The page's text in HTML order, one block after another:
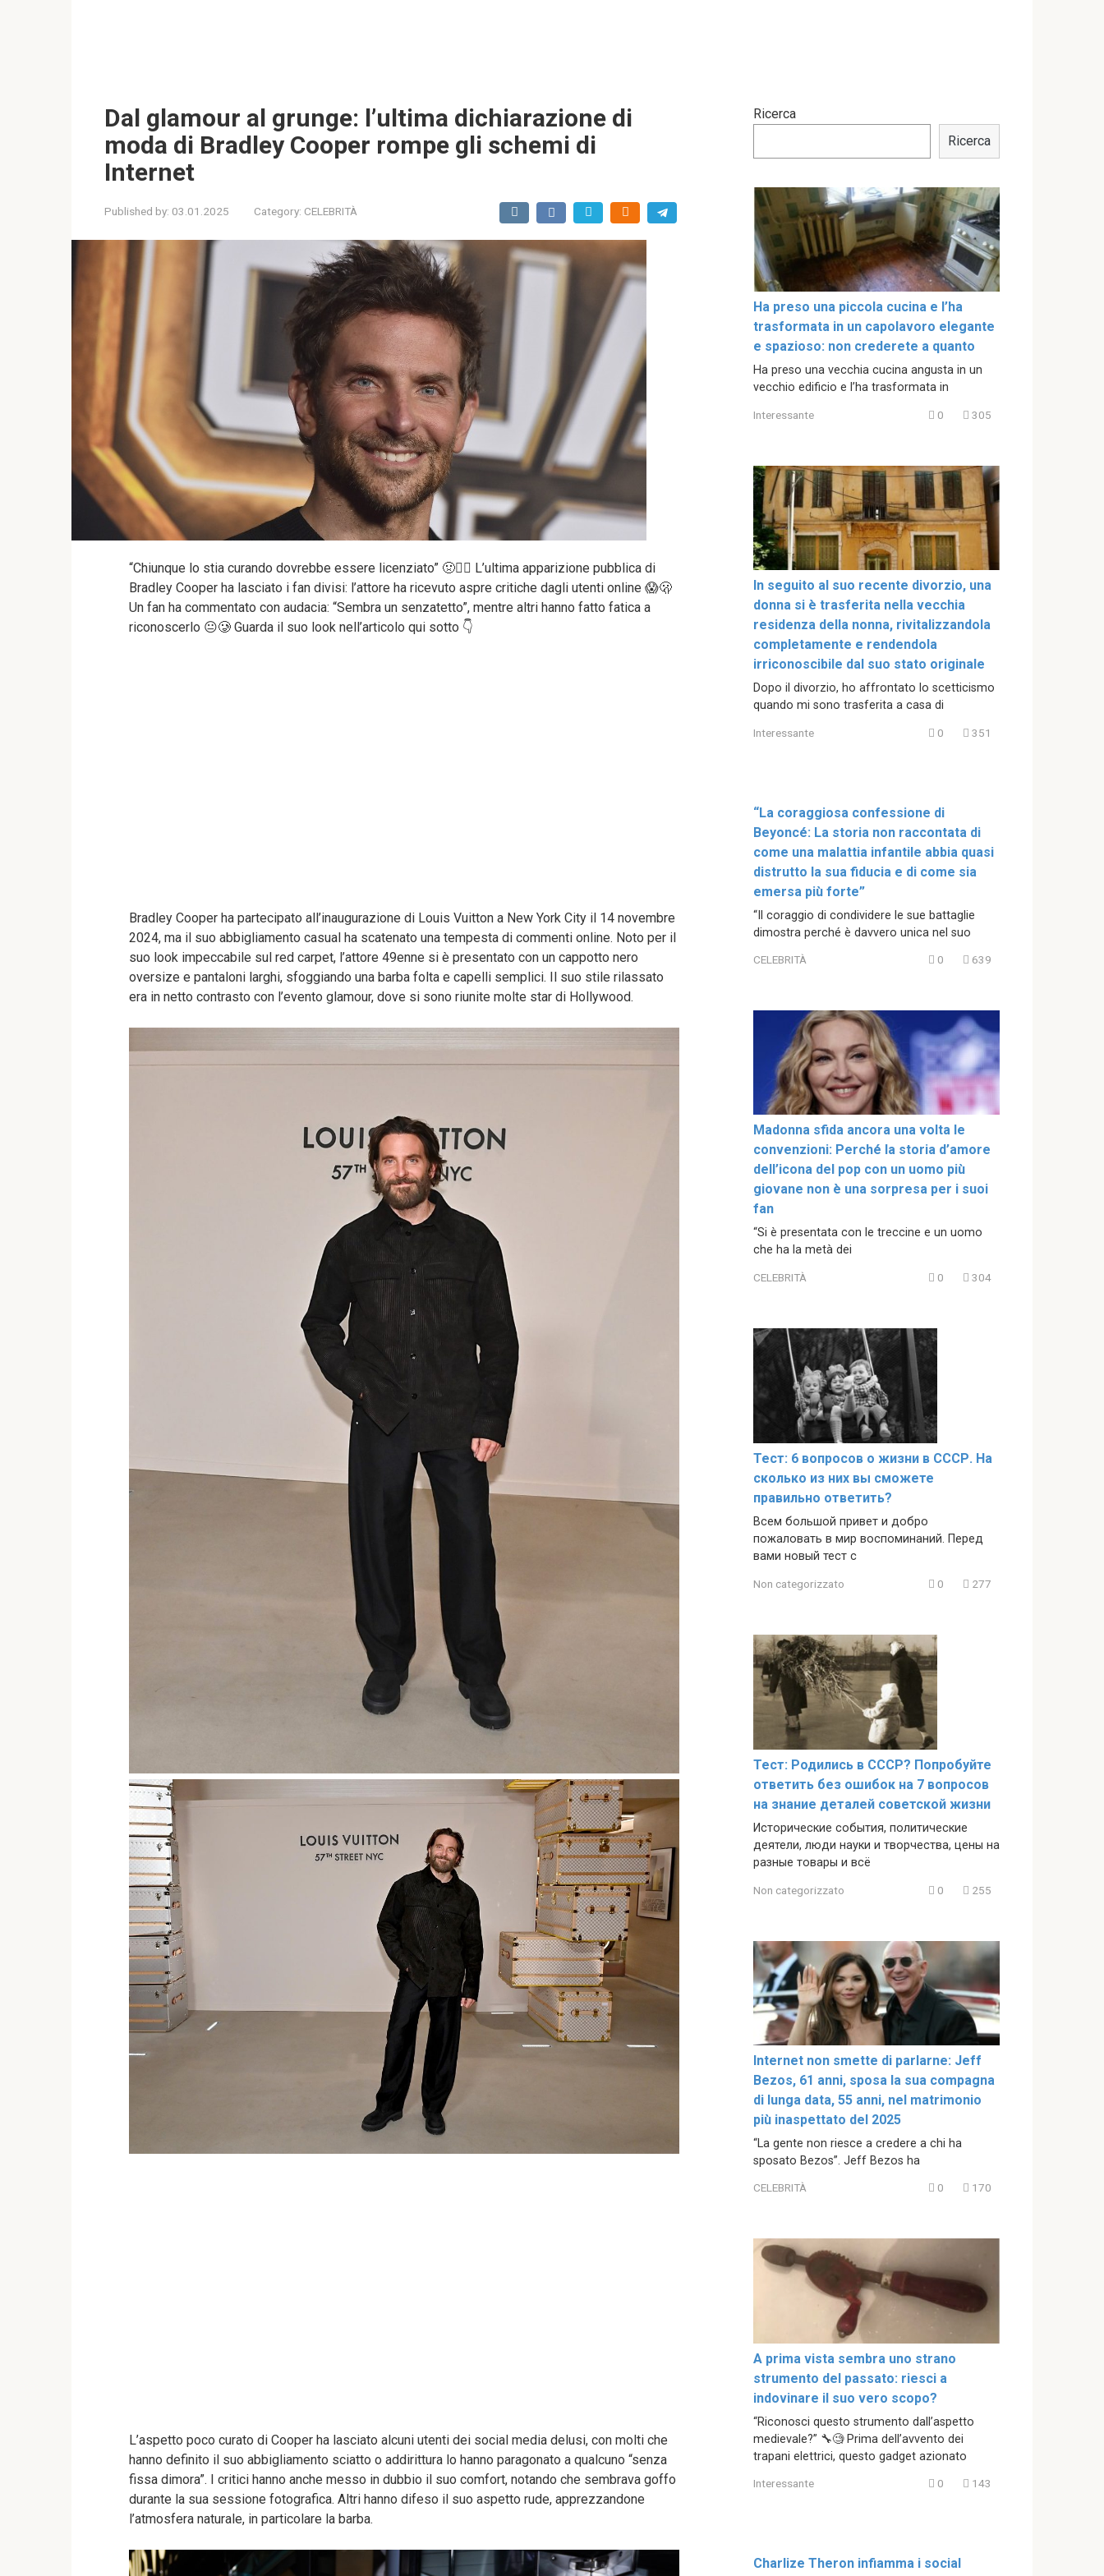
Dal glamour al grunge: l’ultima dichiarazione di
moda di Bradley Cooper rompe gli schemi di
Internet
Published by: 03.01.2025 Category: CELEBRITÀ
“Chiunque lo stia curando dovrebbe essere licenziato” 🤢🤦‍♀️ L’ultima apparizione pubblica di
Bradley Cooper ha lasciato i fan divisi: l’attore ha ricevuto aspre critiche dagli utenti online 😱🫢
Un fan ha commentato con audacia: “Sembra un senzatetto”, mentre altri hanno fatto fatica a
riconoscerlo 😐🥲 Guarda il suo look nell’articolo qui sotto 👇
Bradley Cooper ha partecipato all’inaugurazione di Louis Vuitton a New York City il 14 novembre
2024, ma il suo abbigliamento casual ha scatenato una tempesta di commenti online. Noto per il
suo look impeccabile sul red carpet, l’attore 49enne si è presentato con un cappotto nero
oversize e pantaloni larghi, sfoggiando una barba folta e capelli semplici. Il suo stile rilassato
era in netto contrasto con l’evento glamour, dove si sono riunite molte star di Hollywood.
L’aspetto poco curato di Cooper ha lasciato alcuni utenti dei social media delusi, con molti che
hanno definito il suo abbigliamento sciatto o addirittura lo hanno paragonato a qualcuno “senza
fissa dimora”. I critici hanno anche messo in dubbio il suo comfort, notando che sembrava goffo
durante la sua sessione fotografica. Altri hanno difeso il suo aspetto rude, apprezzandone
l’atmosfera naturale, in particolare la barba.
Ricerca
Ricerca
Ha preso una piccola cucina e l’ha
trasformata in un capolavoro elegante
e spazioso: non crederete a quanto
Ha preso una vecchia cucina angusta in un
vecchio edificio e l’ha trasformata in
Interessante 0 305
In seguito al suo recente divorzio, una
donna si è trasferita nella vecchia
residenza della nonna, rivitalizzandola
completamente e rendendola
irriconoscibile dal suo stato originale
Dopo il divorzio, ho affrontato lo scetticismo
quando mi sono trasferita a casa di
Interessante 0 351
“La coraggiosa confessione di
Beyoncé: La storia non raccontata di
come una malattia infantile abbia quasi
distrutto la sua fiducia e di come sia
emersa più forte”
“Il coraggio di condividere le sue battaglie
dimostra perché è davvero unica nel suo
CELEBRITÀ 0 639
Madonna sfida ancora una volta le
convenzioni: Perché la storia d’amore
dell’icona del pop con un uomo più
giovane non è una sorpresa per i suoi
fan
“Si è presentata con le treccine e un uomo
che ha la metà dei
CELEBRITÀ 0 304
Тест: 6 вопросов о жизни в СССР. На
сколько из них вы сможете
правильно ответить?
Всем большой привет и добро
пожаловать в мир воспоминаний. Перед
вами новый тест с
Non categorizzato 0 277
Тест: Родились в СССР? Попробуйте
ответить без ошибок на 7 вопросов
на знание деталей советской жизни
Исторические события, политические
деятели, люди науки и творчества, цены на
разные товары и всё
Non categorizzato 0 255
Internet non smette di parlarne: Jeff
Bezos, 61 anni, sposa la sua compagna
di lunga data, 55 anni, nel matrimonio
più inaspettato del 2025
“La gente non riesce a credere a chi ha
sposato Bezos”. Jeff Bezos ha
CELEBRITÀ 0 170
A prima vista sembra uno strano
strumento del passato: riesci a
indovinare il suo vero scopo?
“Riconosci questo strumento dall’aspetto
medievale?” 🔧🧐 Prima dell’avvento dei
trapani elettrici, questo gadget azionato
Interessante 0 143
Charlize Theron infiamma i social